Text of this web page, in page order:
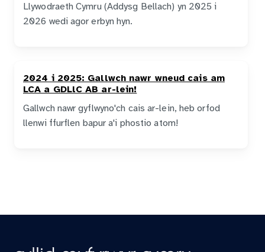
Llywodraeth Cymru (Addysg Bellach) yn 2025 i
2026 wedi agor erbyn hyn.
2024 i 2025: Gallwch nawr wneud cais am
LCA a GDLlC AB ar-lein!
Gallwch nawr gyflwyno'ch cais ar-lein, heb orfod
llenwi ffurflen bapur a'i phostio atom!